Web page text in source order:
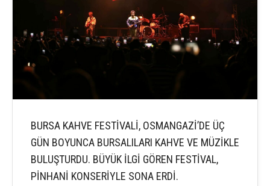
BURSA KAHVE FESTİVALİ, OSMANGAZİ’DE ÜÇ
GÜN BOYUNCA BURSALILARI KAHVE VE MÜZİKLE
BULUŞTURDU. BÜYÜK İLGİ GÖREN FESTİVAL,
PİNHANİ KONSERİYLE SONA ERDİ.